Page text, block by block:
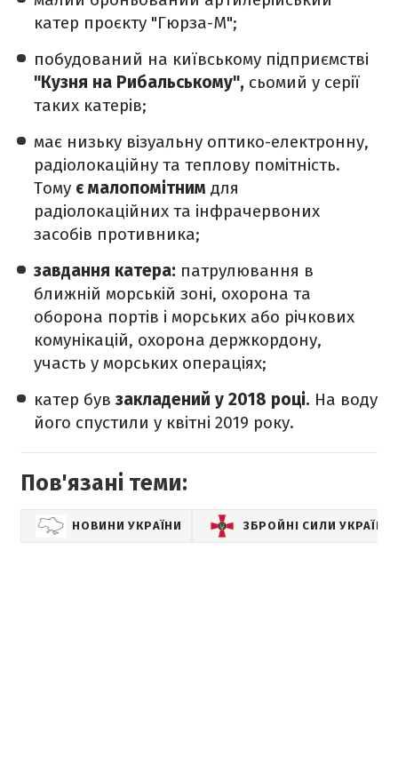
катер проєкту "Гюрза-М";
побудований на київському підприємстві
"Кузня на Рибальському", сьомий у серії
таких катерів;
має низьку візуальну оптико-електронну,
радіолокаційну та теплову помітність.
Тому є малопомітним для
радіолокаційних та інфрачервоних
засобів противника;
завдання катера: патрулювання в
ближній морській зоні, охорона та
оборона портів і морських або річкових
комунікацій, охорона держкордону,
участь у морських операціях;
катер був закладений у 2018 році. На воду
його спустили у квітні 2019 року.
Пов'язані теми:
НОВИНИ УКРАЇНИ ЗБРОЙНІ СИЛИ УКРАЇНИ